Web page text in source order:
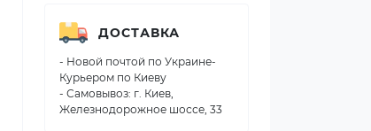
ДОСТАВКА
- Новой почтой по Украине-
Курьером по Киеву
- Самовывоз: г. Киев,
Железнодорожное шоссе, 33